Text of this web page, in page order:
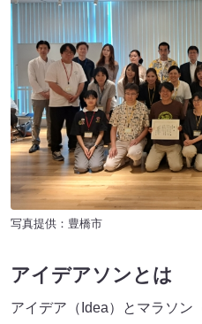
写真提供：豊橋市
アイデアソンとは
アイデア（Idea）とマラソン